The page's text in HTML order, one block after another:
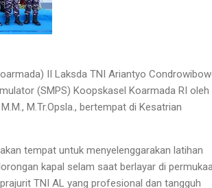
II Laksda TNI Ariantyo
(SMPS) Koopskasel Koarmada RI oleh
M.Tr.Opsla., bertempat di Kesatrian
tempat untuk menyelenggarakan latihan
kapal selam saat berlayar di
TNI AL yang profesional dan tangguh